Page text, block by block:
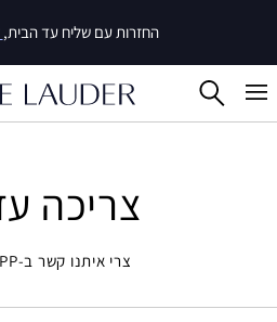
החזרות עם שליח עד הבית,
צריכה
צרי איתנו קשר ב-WHATSAPP